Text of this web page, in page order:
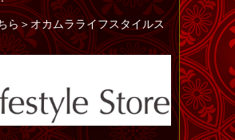
ら＞オカムラライフスタイルス